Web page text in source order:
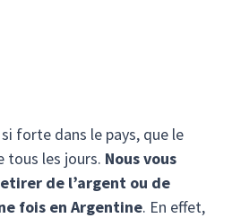
forte dans le pays, que le
tous les jours. Nous vous
de l’argent ou de
fois en Argentine. En effet,